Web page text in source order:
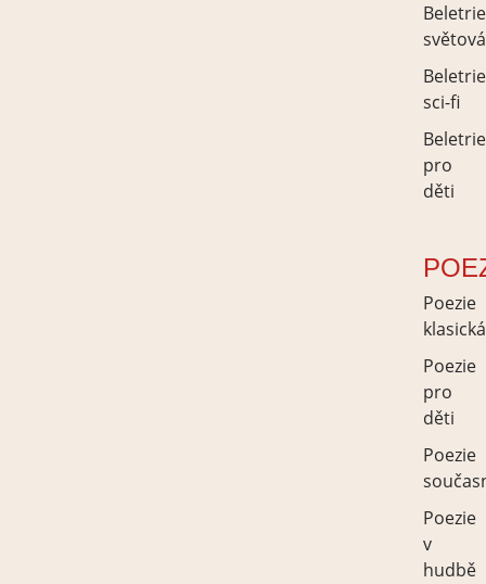
Beletrie
světová
Beletrie
sci-fi
Beletrie
pro
děti
Poezie
klasická
Poezie
pro
děti
Poezie
Poezie
v
hudbě